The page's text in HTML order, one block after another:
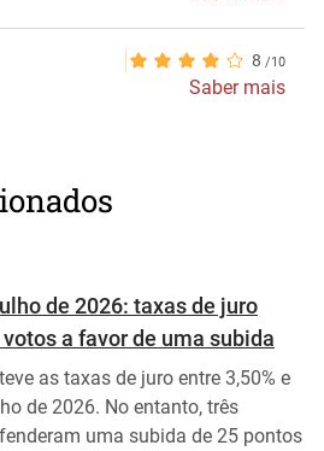
8
Saber mais
de 2026: taxas de juro
a favor de uma subida
as taxas de juro entre 3,50% e
de 2026. No entanto, três
uma subida de 25 pontos